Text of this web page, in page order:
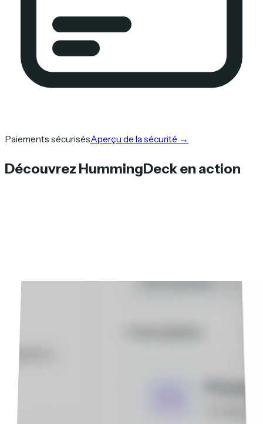
Paiements sécurisésAperçu de la sécurité →
Découvrez HummingDeck en action